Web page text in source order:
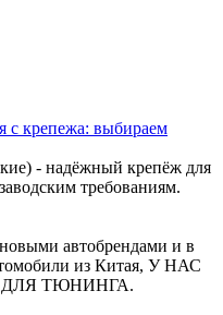
с крепежа: выбираем
- надёжный крепёж для
требованиям.
автобрендами и в
из Китая, У НАС
ТЮНИНГА.